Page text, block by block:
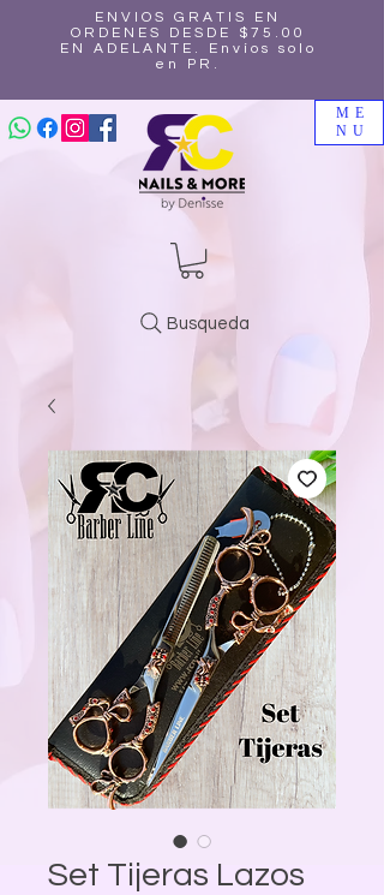
ENVIOS GRATIS EN
ORDENES DESDE $75.00
EN ADELANTE. Envíos solo
en PR.
ME
NU
Busqueda
Set Tijeras Lazos